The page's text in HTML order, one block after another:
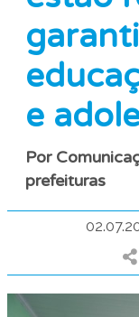
e
Por
prefeituras